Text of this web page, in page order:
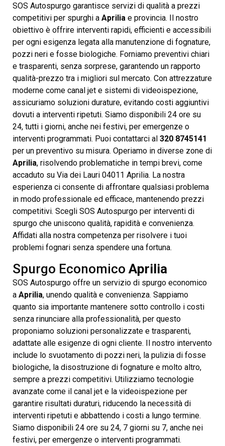
SOS Autospurgo garantisce servizi di qualità a prezzi
competitivi per spurghi a Aprilia e provincia. Il nostro
obiettivo è offrire interventi rapidi, efficienti e accessibili
per ogni esigenza legata alla manutenzione di fognature,
pozzi neri e fosse biologiche. Forniamo preventivi chiari
e trasparenti, senza sorprese, garantendo un rapporto
qualità-prezzo tra i migliori sul mercato. Con attrezzature
moderne come canal jet e sistemi di videoispezione,
assicuriamo soluzioni durature, evitando costi aggiuntivi
dovuti a interventi ripetuti. Siamo disponibili 24 ore su
24, tutti i giorni, anche nei festivi, per emergenze o
interventi programmati. Puoi contattarci al 320 8745141
per un preventivo su misura. Operiamo in diverse zone di
Aprilia, risolvendo problematiche in tempi brevi, come
accaduto su Via dei Lauri 04011 Aprilia. La nostra
esperienza ci consente di affrontare qualsiasi problema
in modo professionale ed efficace, mantenendo prezzi
competitivi. Scegli SOS Autospurgo per interventi di
spurgo che uniscono qualità, rapidità e convenienza.
Affidati alla nostra competenza per risolvere i tuoi
problemi fognari senza spendere una fortuna.
Spurgo Economico Aprilia
SOS Autospurgo offre un servizio di spurgo economico
a Aprilia, unendo qualità e convenienza. Sappiamo
quanto sia importante mantenere sotto controllo i costi
senza rinunciare alla professionalità, per questo
proponiamo soluzioni personalizzate e trasparenti,
adattate alle esigenze di ogni cliente. Il nostro intervento
include lo svuotamento di pozzi neri, la pulizia di fosse
biologiche, la disostruzione di fognature e molto altro,
sempre a prezzi competitivi. Utilizziamo tecnologie
avanzate come il canal jet e la videoispezione per
garantire risultati duraturi, riducendo la necessità di
interventi ripetuti e abbattendo i costi a lungo termine.
Siamo disponibili 24 ore su 24, 7 giorni su 7, anche nei
festivi, per emergenze o interventi programmati.